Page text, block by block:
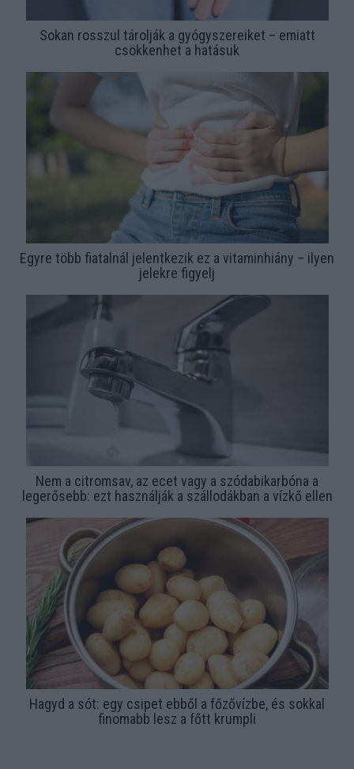
Sokan rosszul tárolják a gyógyszereiket – emiatt
csökkenhet a hatásuk
Egyre több fiatalnál jelentkezik ez a vitaminhiány – ilyen
jelekre figyelj
Nem a citromsav, az ecet vagy a szódabikarbóna a
legerősebb: ezt használják a szállodákban a vízkő ellen
Hagyd a sót: egy csipet ebből a főzővízbe, és sokkal
finomabb lesz a főtt krumpli